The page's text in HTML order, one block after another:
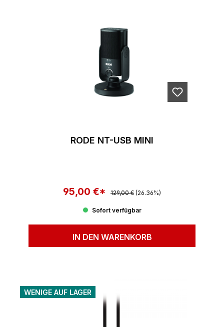
RODE NT-USB MINI
Verkaufspreis:
95,00 €* Regulärer Preis:
129,00 € (26.36%)
Sofort verfügbar
IN DEN WARENKORB
WENIGE AUF LAGER